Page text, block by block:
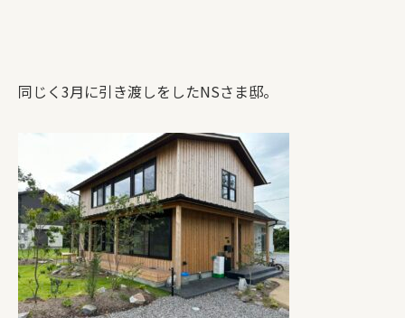
同じく3月に引き渡しをしたNSさま邸。